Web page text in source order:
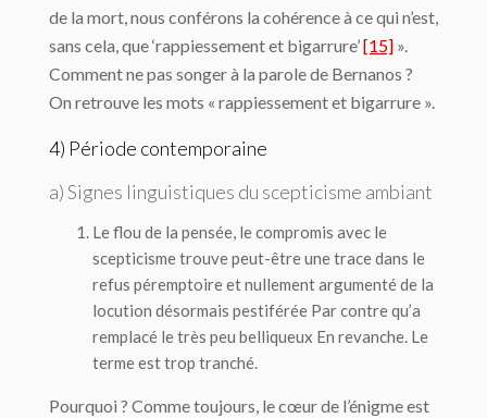
de la mort, nous conférons la cohérence à ce qui n’est,
sans cela, que ‘rappiessement et bigarrure’[15] ».
Comment ne pas songer à la parole de Bernanos ?
On retrouve les mots « rappiessement et bigarrure ».
4) Période contemporaine
a) Signes linguistiques du scepticisme ambiant
Le flou de la pensée, le compromis avec le
scepticisme trouve peut-être une trace dans le
refus péremptoire et nullement argumenté de la
locution désormais pestiférée Par contrequ’a
remplacé le très peu belliqueux En revanche. Le
terme est trop tranché.
Pourquoi ? Comme toujours, le cœur de l’énigme est